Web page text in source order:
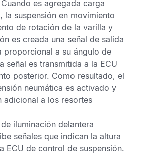
es agregada carga
la suspensión en movimiento
de rotación de la varilla y
es creada una señal de salida
proporcional a su ángulo de
señal es transmitida a la ECU
posterior. Como resultado, el
neumática es activado y
adicional a los resortes
iluminación delantera
señales que indican la altura
ECU de control de suspensión.